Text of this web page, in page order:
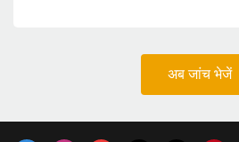
अब जांच भेजें